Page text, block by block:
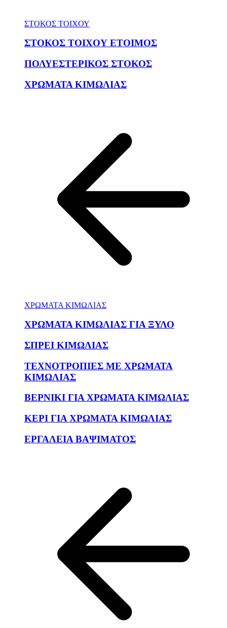
ΣΤΟΚΟΣ ΤΟΙΧΟΥ
ΣΤΟΚΟΣ ΤΟΙΧΟΥ ΕΤΟΙΜΟΣ
ΠΟΛΥΕΣΤΕΡΙΚΟΣ ΣΤΟΚΟΣ
ΧΡΩΜΑΤΑ ΚΙΜΩΛΙΑΣ
ΧΡΩΜΑΤΑ ΚΙΜΩΛΙΑΣ
ΧΡΩΜΑΤΑ ΚΙΜΩΛΙΑΣ ΓΙΑ ΞΥΛΟ
ΣΠΡΕΙ ΚΙΜΩΛΙΑΣ
ΤΕΧΝΟΤΡΟΠΙΕΣ ΜΕ ΧΡΩΜΑΤΑ
ΚΙΜΩΛΙΑΣ
ΒΕΡΝΙΚΙ ΓΙΑ ΧΡΩΜΑΤΑ ΚΙΜΩΛΙΑΣ
ΚΕΡΙ ΓΙΑ ΧΡΩΜΑΤΑ ΚΙΜΩΛΙΑΣ
ΕΡΓΑΛΕΙΑ ΒΑΨΙΜΑΤΟΣ